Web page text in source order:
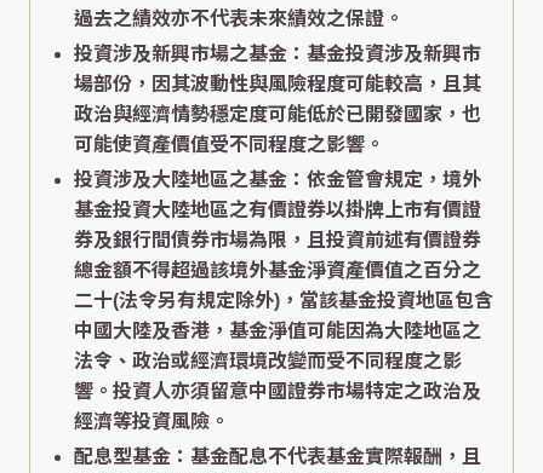
過去之績效亦不代表未來績效之保證。
投資涉及新興市場之基金：基金投資涉及新興市
場部份，因其波動性與風險程度可能較高，且其
政治與經濟情勢穩定度可能低於已開發國家，也
可能使資產價值受不同程度之影響。
投資涉及大陸地區之基金：依金管會規定，境外
基金投資大陸地區之有價證券以掛牌上市有價證
券及銀行間債券市場為限，且投資前述有價證券
總金額不得超過該境外基金淨資產價值之百分之
二十(法令另有規定除外)，當該基金投資地區包含
中國大陸及香港，基金淨值可能因為大陸地區之
法令、政治或經濟環境改變而受不同程度之影
響。投資人亦須留意中國證券市場特定之政治及
經濟等投資風險。
配息型基金：基金配息不代表基金實際報酬，且